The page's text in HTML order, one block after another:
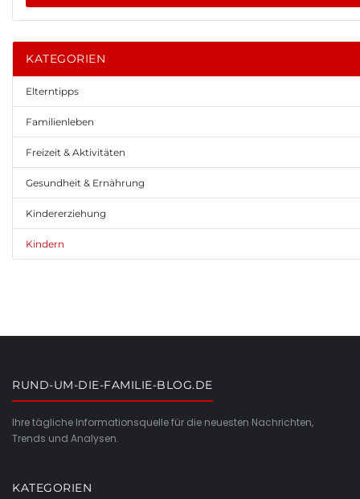
KATEGORIEN
Elterntipps
Familienleben
Freizeit & Aktivitäten
Gesundheit & Ernährung
Kindererziehung
Kindern
RUND-UM-DIE-FAMILIE-BLOG.DE
Ihre tägliche Informationsquelle für die neuesten Nachrichten,
Trends und Analysen.
KATEGORIEN